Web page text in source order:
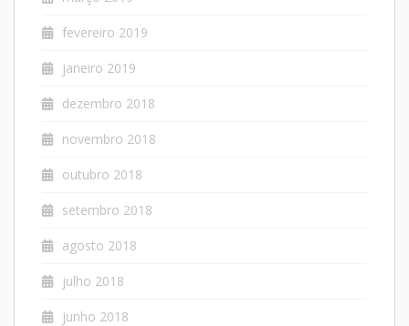
fevereiro 2019
janeiro 2019
dezembro 2018
novembro 2018
outubro 2018
setembro 2018
agosto 2018
julho 2018
junho 2018